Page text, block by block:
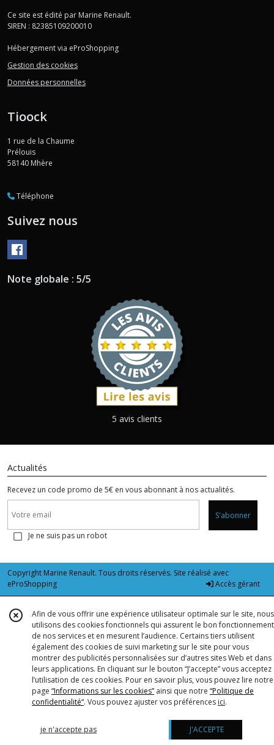
Ce site est édité par Marine Renault.
SIREN : 82385109200010
Hébergement via eProShopping
Gestion des cookies
Données personnelles
Tioock
1 rue de la Chaume
Prélouis
58140 Mhère
Téléphone
Suivez nous
Note globale : 5/5
5 avis clients
Actualités
Recevez un code promo de 5€ en vous abonnant à nos actualités.
S'abonner
Je ne suis pas un robot
Copyright Marine Renault. Tous droits réservés. Site réalisé avec
eProShopping
Accès gérant
Afin de vous offrir une expérience utilisateur optimale sur le site, nous
utilisons des cookies fonctionnels qui assurent le bon fonctionnement
de nos services et en mesurent l’audience. Certains tiers utilisent
également des cookies de suivi marketing sur le site pour vous
montrer des publicités personnalisées sur d’autres sites Web et dans
leurs applications. En cliquant sur le bouton “J’accepte” vous acceptez
l’utilisation de ces cookies. Pour en savoir plus, vous pouvez lire notre
page “Informations sur les cookies” ainsi que notre “Politique de
confidentialité“. Vous pouvez ajuster vos préférences ici.
je n'accepte pas J'ACCEPTE